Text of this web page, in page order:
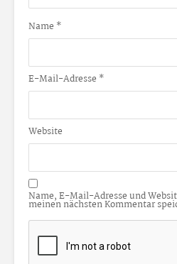
Name *
E-Mail-Adresse *
Website
Name, E-Mail-Adresse und
meinen nächsten Kommentar